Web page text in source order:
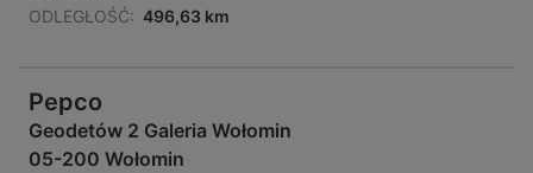
ODLEGŁOŚĆ: 496,63 km
Pepco
Geodetów 2 Galeria Wołomin
05-200 Wołomin